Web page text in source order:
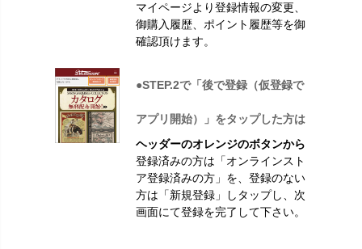
マイページより登録情報の変更、
御購入履歴、ポイント履歴等を御
確認頂けます。
●STEP.2で「後で登録（仮登録で
アプリ開始）」をタップした方は
ヘッダーのオレンジのボタンから
登録済みの方は「オンラインスト
ア登録済みの方」を、登録のない
方は「新規登録」しタップし、次
画面にて登録を完了して下さい。